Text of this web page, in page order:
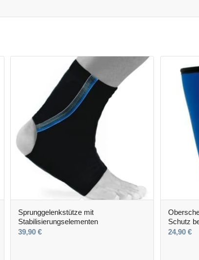
Sprunggelenkstütze mit
Stabilisierungselementen
39,90€
Schutz
24,90 €